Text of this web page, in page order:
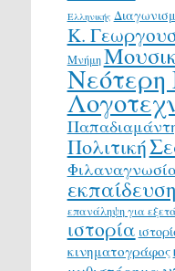
Ελληνικής
Κ.
Μνήμη
Νεότερη
Πολιτική
εκπαίδευση
επανάληψη για
ιστορία
κινηματογράφος